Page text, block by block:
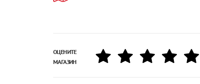
ОЦЕНИТЕ
МАГАЗИН